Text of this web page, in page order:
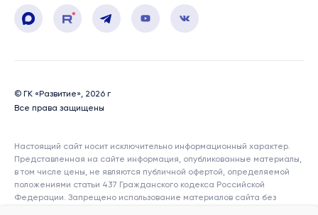
© ГК «Развитие», 2026 г
Все права защищены
Настоящий сайт носит исключительно информационный характер.
Представленная на сайте информация, опубликованные материалы,
в том числе цены, не являются публичной офертой, определяемой
положениями статьи 437 Гражданского кодекса Российской
Федерации. Запрещено использование материалов сайта без